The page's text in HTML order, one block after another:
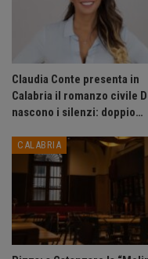
Claudia Conte presenta in
Calabria il romanzo civile
nascono i silenzi: doppio…
CALABRIA